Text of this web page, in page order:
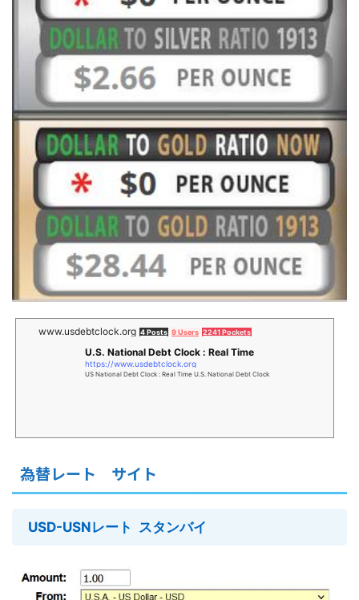
www.usdebtclock.org 4 Posts 9 Users 2241 Pockets
U.S. National Debt Clock : Real Time
https://www.usdebtclock.org
US National Debt Clock : Real Time U.S. National Debt Clock
為替レート サイト
USD-USNレート スタンバイ